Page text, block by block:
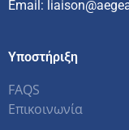
Email:
Υποστήριξη
FAQS
Επικοινωνία